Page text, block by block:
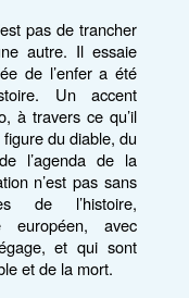
pas de trancher
autre. Il essaie
de l’enfer a été
Un accent
à travers ce qu’il
du diable, du
l’agenda de la
n’est pas sans
de l’histoire,
européen, avec
et qui sont
et de la mort.